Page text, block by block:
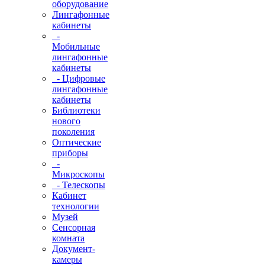
оборудование
Лингафонные
кабинеты
-
Мобильные
лингафонные
кабинеты
- Цифровые
лингафонные
кабинеты
Библиотеки
нового
поколения
Оптические
приборы
-
Микроскопы
- Телескопы
Кабинет
технологии
Музей
Сенсорная
комната
Документ-
камеры